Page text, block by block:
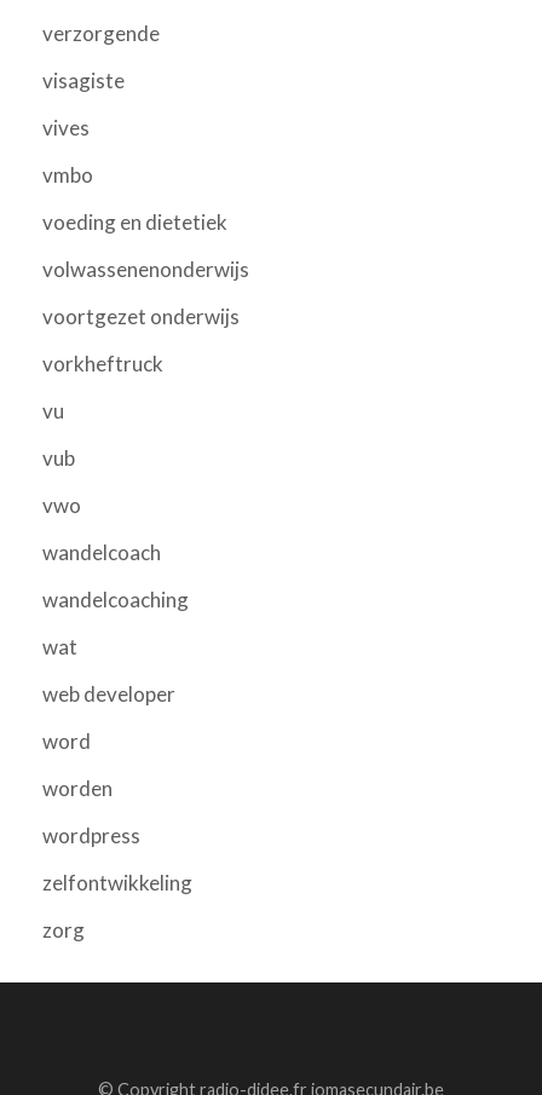
verzorgende
visagiste
vives
vmbo
voeding en dietetiek
volwassenenonderwijs
voortgezet onderwijs
vorkheftruck
vu
vub
vwo
wandelcoach
wandelcoaching
wat
web developer
word
worden
wordpress
zelfontwikkeling
zorg
© Copyright radio-didee.fr jomasecundair.be